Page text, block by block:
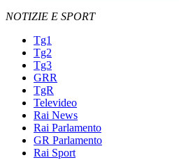
NOTIZIE E SPORT
Tg1
Tg2
Tg3
GRR
TgR
Televideo
Rai News
Rai Parlamento
GR Parlamento
Rai Sport